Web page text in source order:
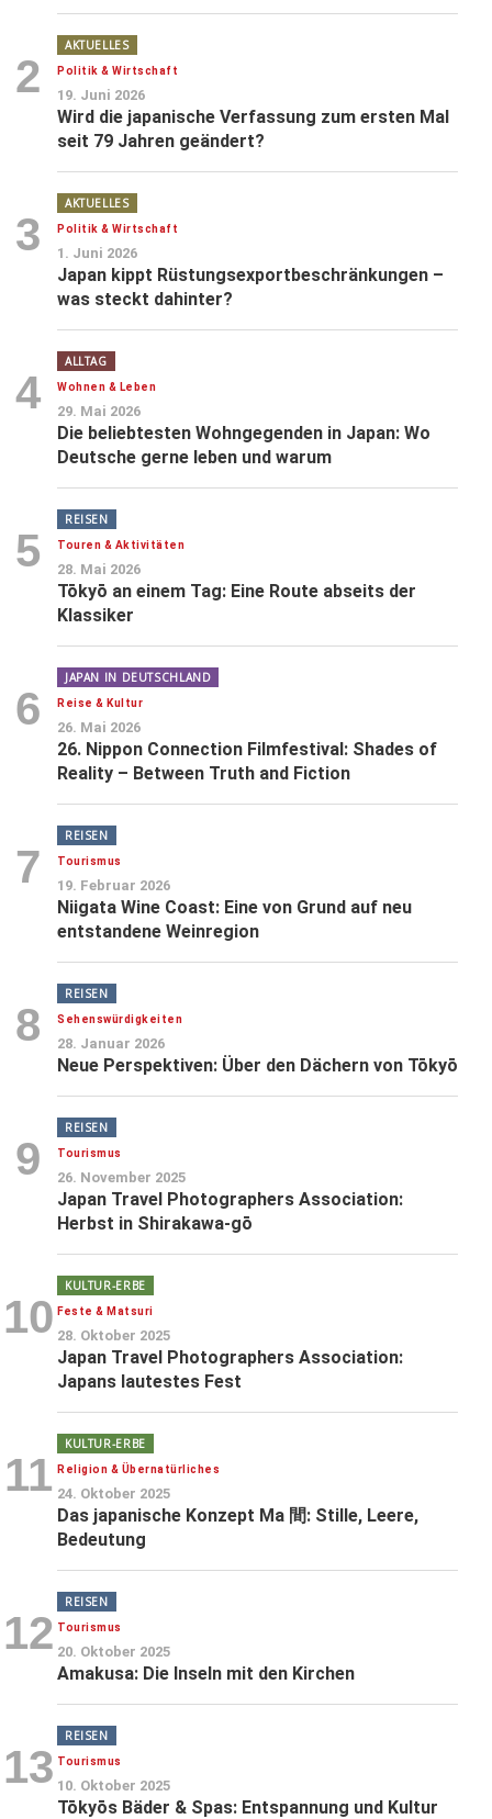
2
AKTUELLES
Politik & Wirtschaft
19. Juni 2026
Wird die japanische Verfassung zum ersten Mal
seit 79 Jahren geändert?
3
AKTUELLES
Politik & Wirtschaft
1. Juni 2026
Japan kippt Rüstungsexportbeschränkungen –
was steckt dahinter?
4
ALLTAG
Wohnen & Leben
29. Mai 2026
Die beliebtesten Wohngegenden in Japan: Wo
Deutsche gerne leben und warum
5
REISEN
Touren & Aktivitäten
28. Mai 2026
Tōkyō an einem Tag: Eine Route abseits der
Klassiker
6
JAPAN IN DEUTSCHLAND
Reise & Kultur
26. Mai 2026
26. Nippon Connection Filmfestival: Shades of
Reality – Between Truth and Fiction
7
REISEN
Tourismus
19. Februar 2026
Niigata Wine Coast: Eine von Grund auf neu
entstandene Weinregion
8
REISEN
Sehenswürdigkeiten
28. Januar 2026
Neue Perspektiven: Über den Dächern von Tōkyō
9
REISEN
Tourismus
26. November 2025
Japan Travel Photographers Association:
Herbst in Shirakawa-gō
10
KULTUR-ERBE
Feste & Matsuri
28. Oktober 2025
Japan Travel Photographers Association:
Japans lautestes Fest
11
KULTUR-ERBE
Religion & Übernatürliches
24. Oktober 2025
Das japanische Konzept Ma 間: Stille, Leere,
Bedeutung
12
REISEN
Tourismus
20. Oktober 2025
Amakusa: Die Inseln mit den Kirchen
13
REISEN
Tourismus
10. Oktober 2025
Tōkyōs Bäder & Spas: Entspannung und Kultur